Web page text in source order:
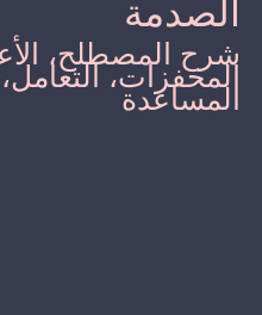
الصدمة
المحفزات، التعامل،
المساعدة